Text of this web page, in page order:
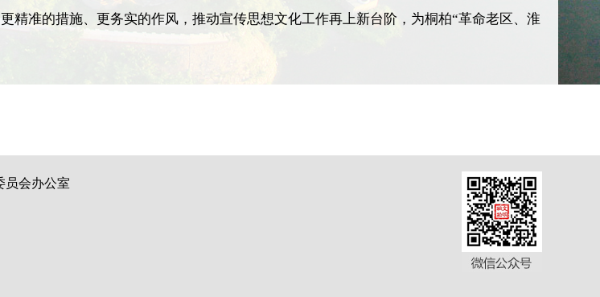
精准的措施、更务实的作风，推动宣传思想文化工作再上新台阶，为桐柏“革命老区、淮
员会办公室